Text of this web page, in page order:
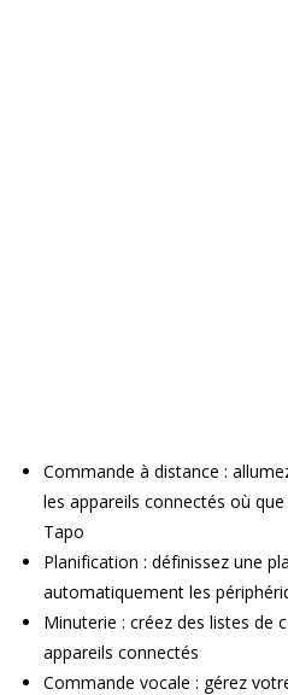
Commande à distance :
les appareils connectés où
Tapo
Planification : définissez une
automatiquement les
Minuterie : créez des listes de
appareils connectés
Commande vocale : gérez